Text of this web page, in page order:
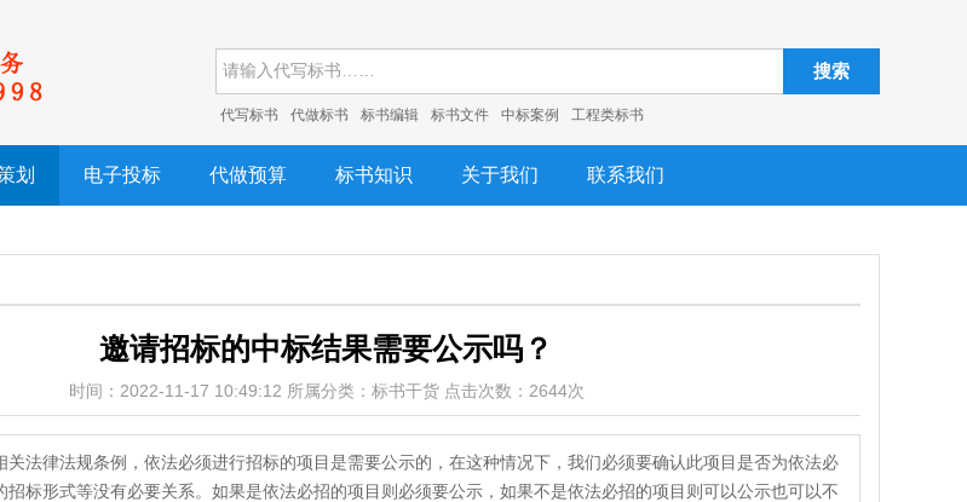
搜索
代写标书 代做标书 标书编辑 标书文件 中标案例 工程类标书
划 电子投标 代做预算 标书知识 关于我们 联系我们
邀请招标的中标结果需要公示吗？
时间：2022-11-17 10:49:12 所属分类：标书干货 点击次数：2644次
关法律法规条例，依法必须进行招标的项目是需要公示的，在这种情况下，我们必须要确认此项目是否为依法必
招标形式等没有必要关系。如果是依法必招的项目则必须要公示，如果不是依法必招的项目则可以公示也可以不